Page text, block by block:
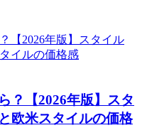
？【2026年版】スタ
欧米スタイルの価格